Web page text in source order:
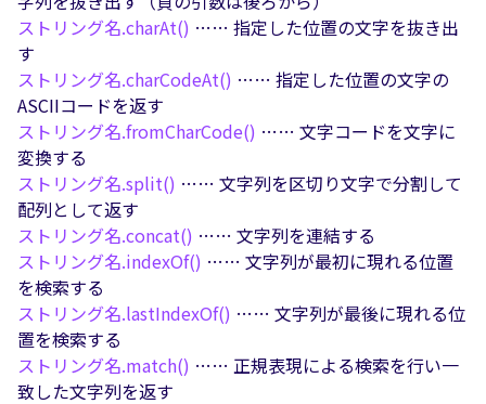
ストリング名.charAt() …… 指定した位置の文字を抜き出
す
ストリング名.charCodeAt() …… 指定した位置の文字の
ASCIIコードを返す
ストリング名.fromCharCode() …… 文字コードを文字に
変換する
ストリング名.split() …… 文字列を区切り文字で分割して
配列として返す
ストリング名.concat() …… 文字列を連結する
ストリング名.indexOf() …… 文字列が最初に現れる位置
を検索する
ストリング名.lastIndexOf() …… 文字列が最後に現れる位
置を検索する
ストリング名.match() …… 正規表現による検索を行い一
致した文字列を返す